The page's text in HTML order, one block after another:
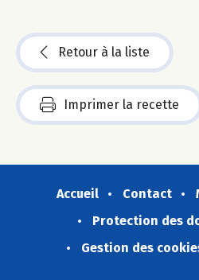
Retour à la liste
Imprimer la recette
Accueil Contact
Protection des
Gestion des